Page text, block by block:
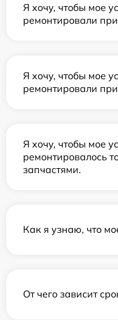
Я хочу, чтобы мое
ремонтировали
Я хочу, чтобы мое
ремонтировали
Я хочу, чтобы мое
ремонтировалось
запчастями.
Как я узнаю, что
От чего зависит